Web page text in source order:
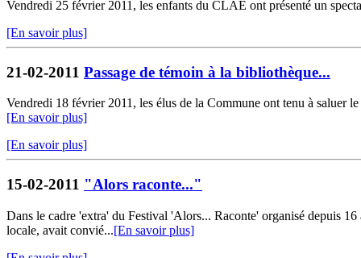
Vendredi 25 février 2011, les enfants du CLAE ont présenté un
[En savoir plus]
21-02-2011 Passage de témoin à la bibliothèque...
Vendredi 18 février 2011, les élus de la Commune ont tenu à saluer
[En savoir plus]
[En savoir plus]
15-02-2011 "Alors raconte..."
Dans le cadre 'extra' du Festival 'Alors... Raconte' organisé depuis
locale, avait convié...[En savoir plus]